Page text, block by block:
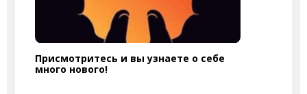
Присмотритесь и вы узнаете о себе
много нового!